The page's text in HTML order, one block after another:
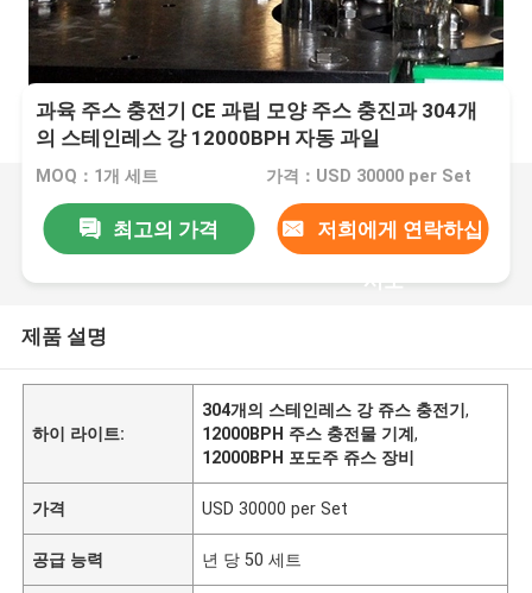
과육 주스 충전기 CE 과립 모양 주스 충진과 304개
의 스테인레스 강 12000BPH 자동 과일
MOQ：1개 세트 가격：USD 30000 per Set
최고의 가격 저희에게 연락하십
시오
제품 설명
하이 라이트:
304개의 스테인레스 강 쥬스 충전기,
12000BPH 주스 충전물 기계,
12000BPH 포도주 쥬스 장비
가격 USD 30000 per Set
공급 능력 년 당 50 세트